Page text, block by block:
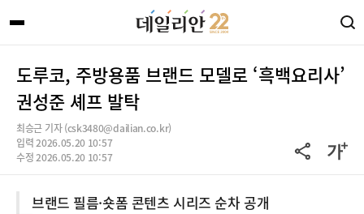
도루코, 주방용품 브랜드 모델로 ‘흑백요리사’
권성준 셰프 발탁
최승근 기자 (csk3480@dailian.co.kr)
입력 2026.05.20 10:57
수정 2026.05.20 10:57
브랜드 필름·숏폼 콘텐츠 시리즈 순차 공개